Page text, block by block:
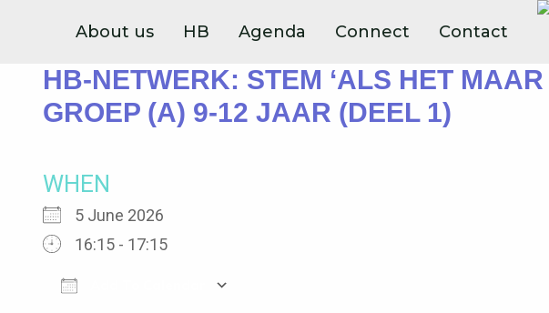
content
About us HB Agenda Connect Contact
HB-NETWERK: STEM ‘ALS HET
GROEP (A) 9-12 JAAR (DEEL 1)
WHEN
5 June 2026
16:15 - 17:15